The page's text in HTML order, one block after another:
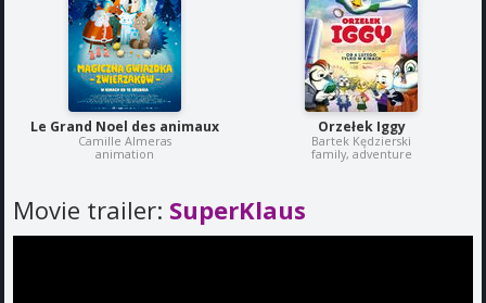
Le Grand Noel des animaux
Camille Almeras
animation
Orzełek Iggy
Bartek Kędzierski
family, adventure
Movie trailer: SuperKlaus